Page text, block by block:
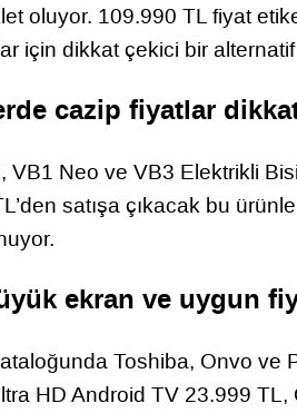
oluyor. 109.990 TL fiyat
için dikkat çekici bir
cazip fiyatlar
VB1 Neo ve VB3 Elektrikli
satışa çıkacak bu
ekran ve uygun
Toshiba, Onvo ve
HD Android TV 23.999